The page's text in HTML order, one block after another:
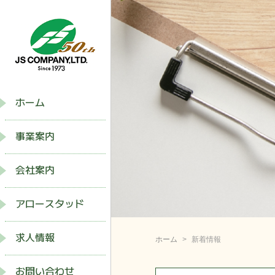
ホーム
事業案内
会社案内
アロースタッド
求人情報
お問い合わせ
ホーム 新着情報